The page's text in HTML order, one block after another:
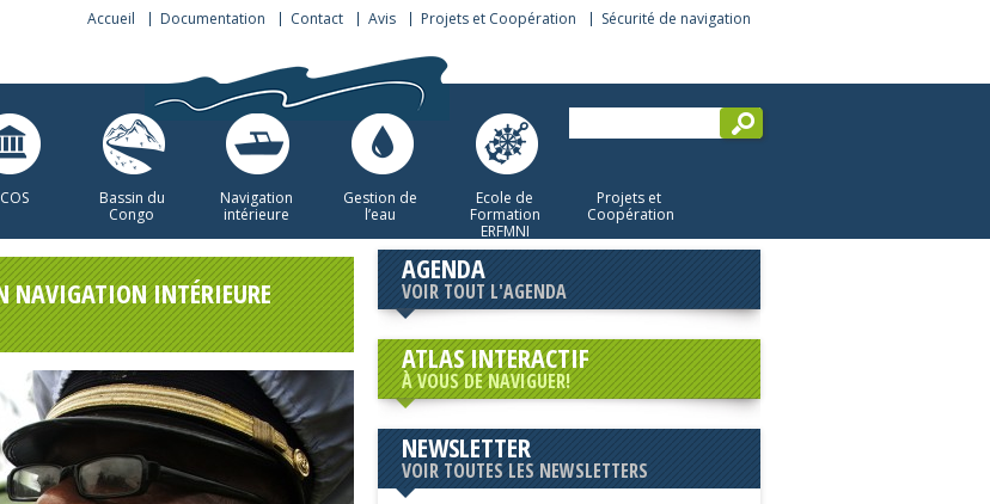
Accueil Documentation Contact Avis Projets et Coopération Sécurité de navigation
Bassin du
Congo
Navigation
intérieure
Gestion de
l’eau
Ecole de
Formation
ERFMNI
Projets et
Coopération
NAVIGATION INTÉRIEURE
AGENDA
VOIR TOUT L'AGENDA
ATLAS INTERACTIF
À VOUS DE NAVIGUER!
NEWSLETTER
VOIR TOUTES LES NEWSLETTERS